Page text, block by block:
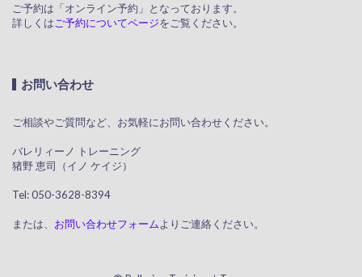
ご予約は「オンライン予約」となっております。
詳しくは ご予約についてページをご覧ください。
お問い合わせ
ご相談やご質問など、お気軽にお問い合わせください。
​ バレリィーノ トレーニング
猪野 恵司（イノ ケイジ）
​ Tel: 050-3628-8394
または、 お問い合わせフォームよりご連絡ください。